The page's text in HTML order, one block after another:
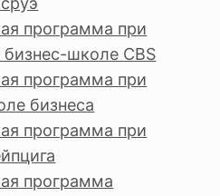
программа при
школе CBS
программа при
бизнеса
программа при
программа